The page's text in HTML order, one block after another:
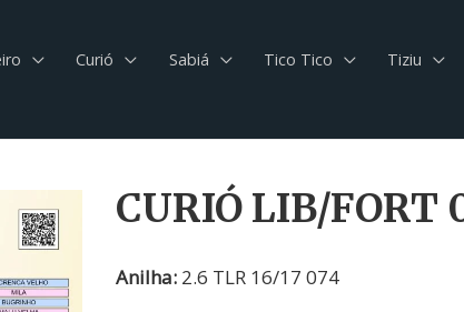
Curió Sabiá Tico Tico Tiziu
CURIÓ LIB/FORT
Anilha: 2.6 TLR 16/17 074